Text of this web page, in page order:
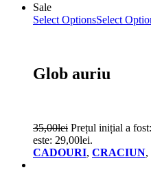
Sale
Select OptionsSelect
Glob auriu
35,00lei Prețul inițial a
este: 29,00lei.
CADOURI, CRACIUN,